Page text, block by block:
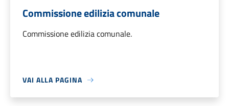
Commissione edilizia comunale
Commissione edilizia comunale.
VAI ALLA PAGINA